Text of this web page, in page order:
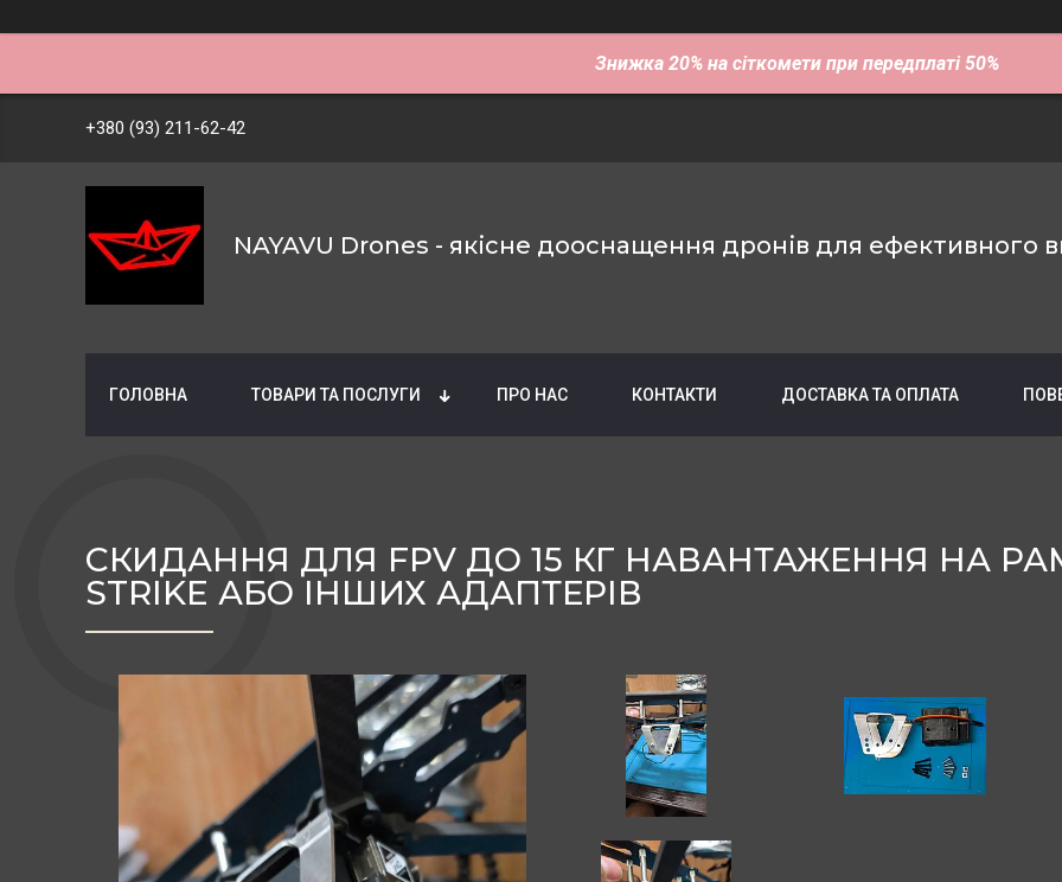
Знижка 20% на сіткомети при передплаті 50%
+380 (93) 211-62-42
NAYAVU Drones - якісне дооснащення дронів для ефективного
ГОЛОВНА ТОВАРИ ТА ПОСЛУГИ ПРО НАС КОНТАКТИ ДОСТАВКА ТА ОПЛАТА
СКИДАННЯ ДЛЯ FPV ДО 15 КГ НАВАНТАЖЕННЯ НА
STRIKE АБО ІНШИХ АДАПТЕРІВ